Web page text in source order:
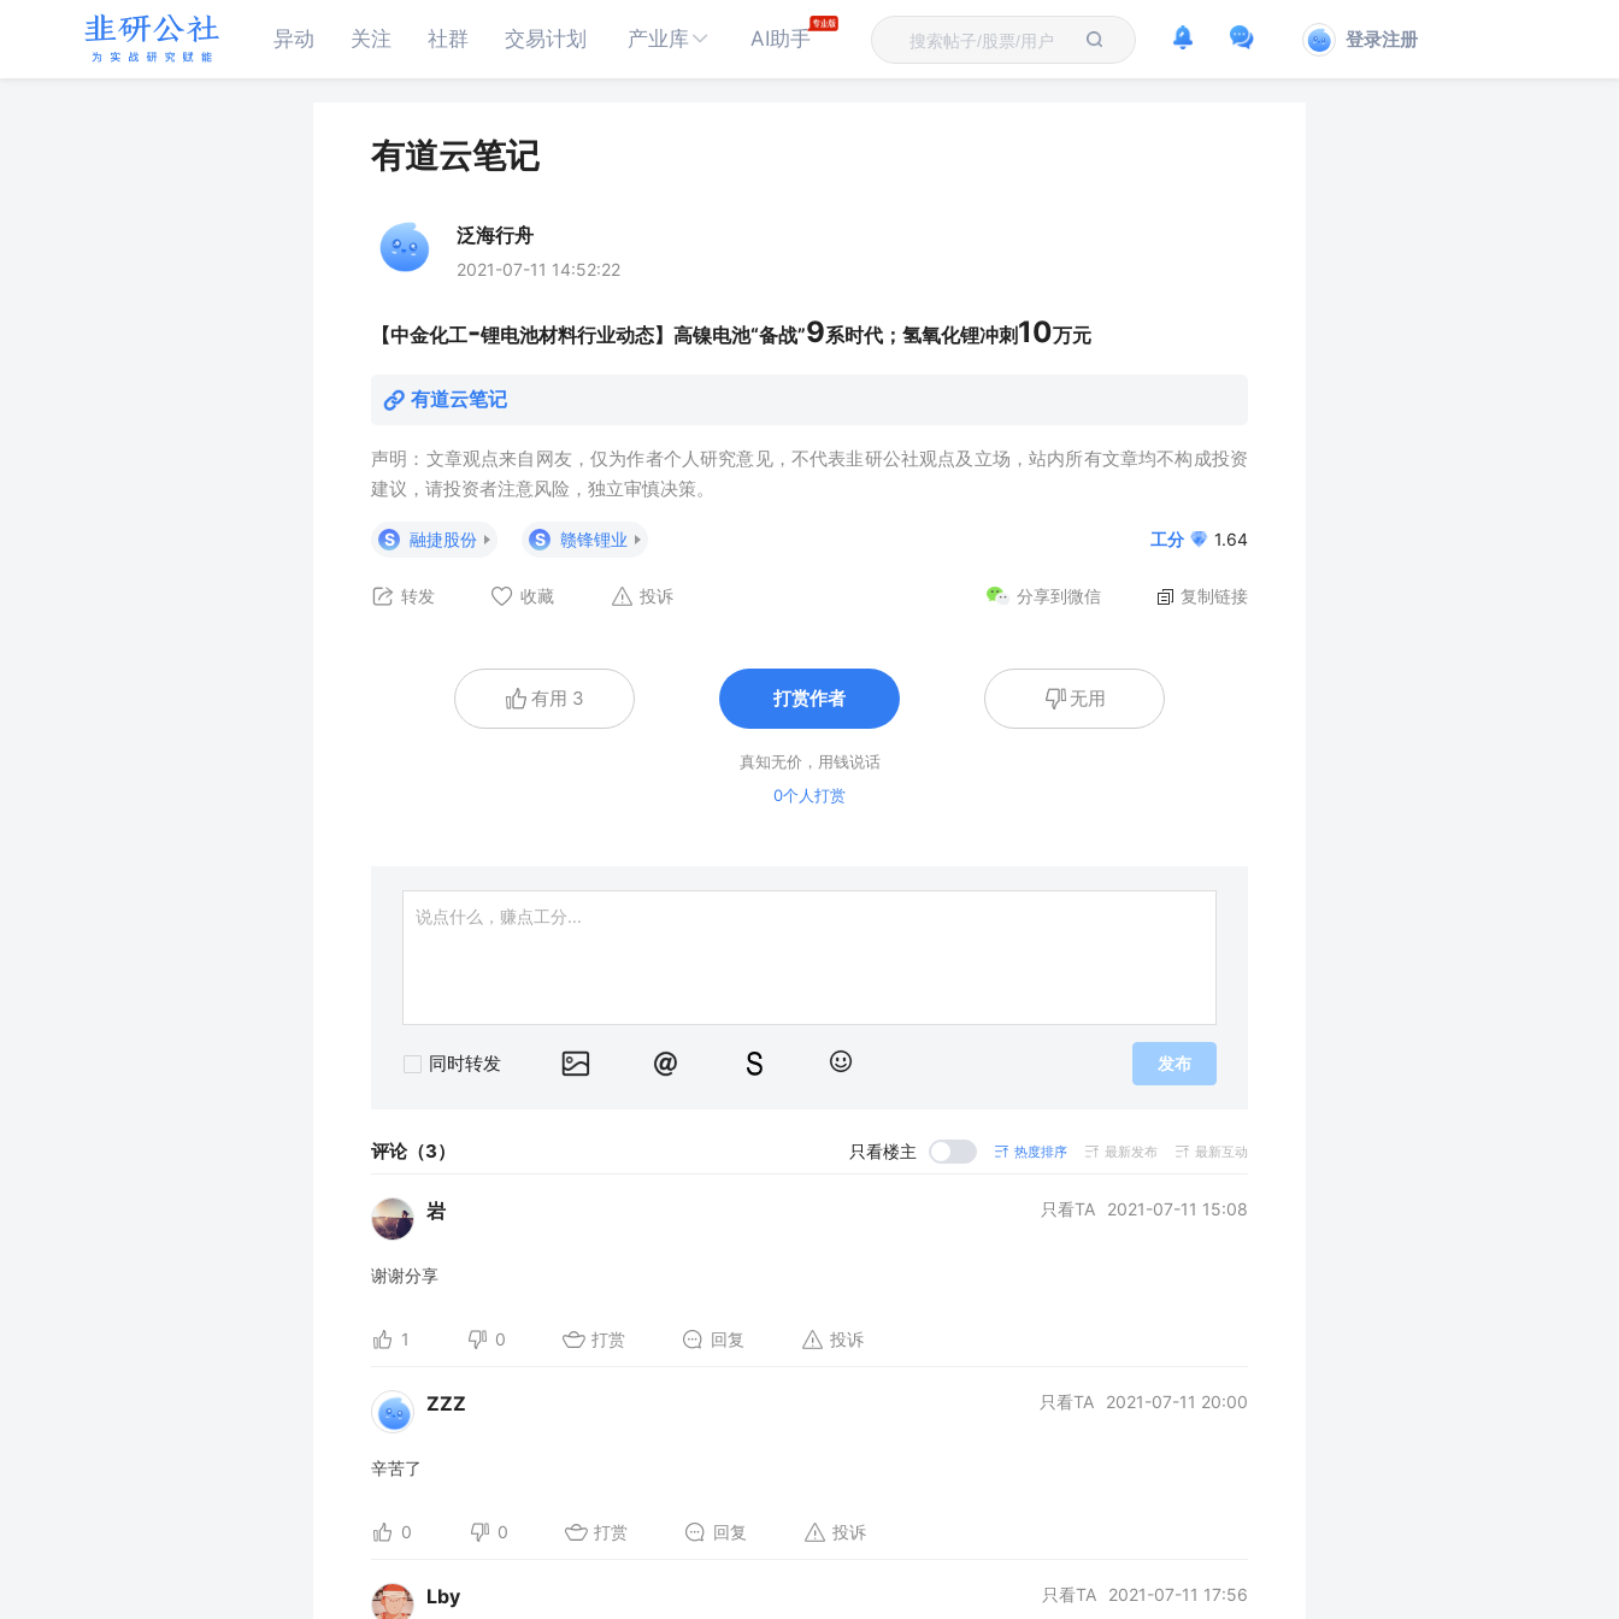
异动 关注 社群 交易计划 产业库 AI助手 登录注册
有道云笔记
泛海行舟
2021-07-11 14:52:22
【中金化工-锂电池材料行业动态】高镍电池“备战”9系时代；氢氧化锂冲刺 10万元
有道云笔记
声明：文章观点来自网友，仅为作者个人研究意见，不代表韭研公社观点及立场，站内所有文章均不构成投资
建议，请投资者注意风险，独立审慎决策。
S 融捷股份 S 赣锋锂业 工分 1.64
转发 收藏 投诉 复制链接
分享到微信
有用 3 打赏作者 无用
真知无价，用钱说话
0个人打赏
同时转发 发布
评论（3） 只看楼主 热度排序 最新发布 最新互动
岩 只看TA 2021-07-11 15:08
谢谢分享
1 0 打赏 回复 投诉
ZZZ 只看TA 2021-07-11 20:00
辛苦了
0 0 打赏 回复 投诉
Lby 只看TA 2021-07-11 17:56